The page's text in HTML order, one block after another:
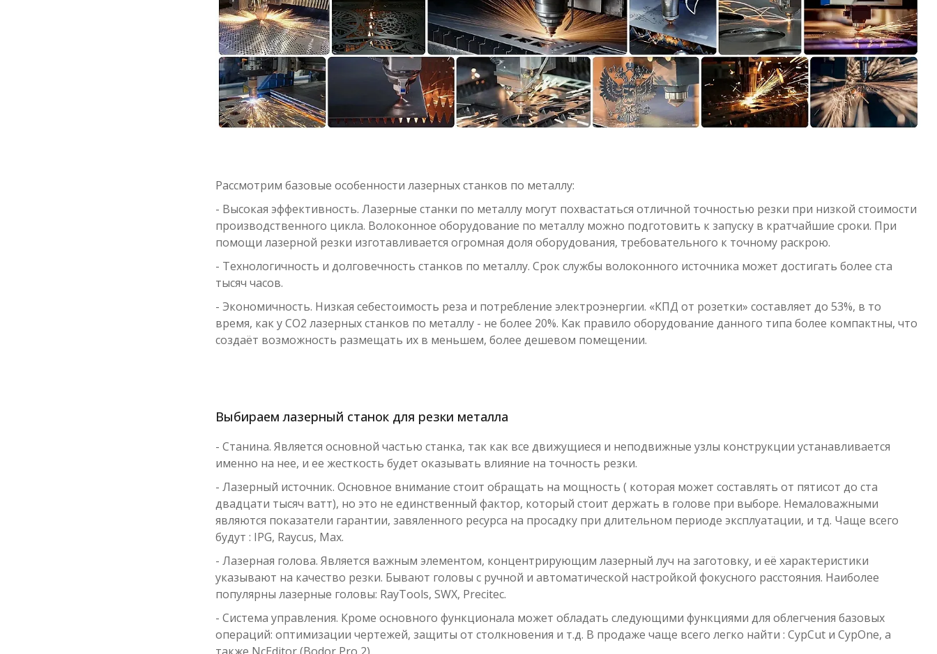
Рассмотрим базовые особенности лазерных станков по металлу:
- Высокая эффективность. Лазерные станки по металлу могут похвастаться отличной точностью резки при низкой стоимости
производственного цикла. Волоконное оборудование по металлу можно подготовить к запуску в кратчайшие сроки. При
помощи лазерной резки изготавливается огромная доля оборудования, требовательного к точному раскрою.
- Технологичность и долговечность станков по металлу. Срок службы волоконного источника может достигать более ста
тысяч часов.
- Экономичность. Низкая себестоимость реза и потребление электроэнергии. «КПД от розетки» составляет до 53%, в то
время, как у СО2 лазерных станков по металлу - не более 20%. Как правило оборудование данного типа более компактны, что
создаёт возможность размещать их в меньшем, более дешевом помещении.
Выбираем лазерный станок для резки металла
- Станина. Является основной частью станка, так как все движущиеся и неподвижные узлы конструкции устанавливается
именно на нее, и ее жесткость будет оказывать влияние на точность резки.
- Лазерный источник. Основное внимание стоит обращать на мощность ( которая может составлять от пятисот до ста
двадцати тысяч ватт), но это не единственный фактор, который стоит держать в голове при выборе. Немаловажными
являются показатели гарантии, завяленного ресурса на просадку при длительном периоде эксплуатации, и тд. Чаще всего
будут : IPG, Raycus, Max.
- Лазерная голова. Является важным элементом, концентрирующим лазерный луч на заготовку, и её характеристики
указывают на качество резки. Бывают головы с ручной и автоматической настройкой фокусного расстояния. Наиболее
популярны лазерные головы: RayTools, SWX, Precitec.
- Система управления. Кроме основного функционала может обладать следующими функциями для облегчения базовых
операций: оптимизации чертежей, защиты от столкновения и т.д. В продаже чаще всего легко найти : CypCut и CypOne, а